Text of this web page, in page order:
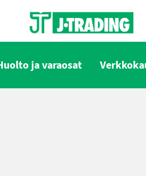
ja varaosat